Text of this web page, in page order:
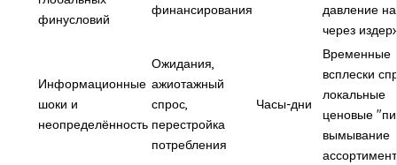
финусловий
финансирования
давление
через
Информационные
шоки и
неопределённость
Ожидания,
ажиотажный
спрос,
перестройка
потребления
Часы-дни
Временные
всплески
локальные
ценовые
вымывание